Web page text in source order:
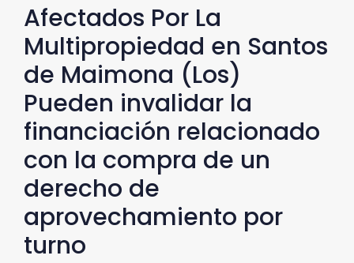
Afectados Por La
Multipropiedad en Santos
de Maimona (Los)
Pueden invalidar la
financiación relacionado
con la compra de un
derecho de
aprovechamiento por
turno